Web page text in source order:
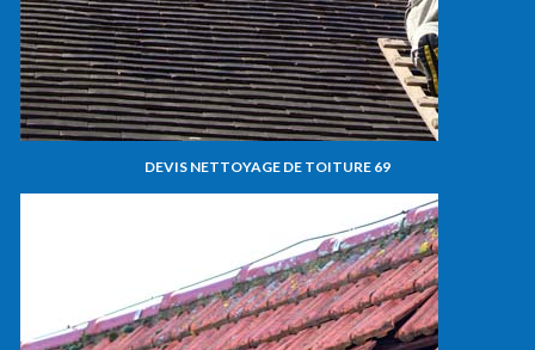
DEVIS NETTOYAGE DE TOITURE 69